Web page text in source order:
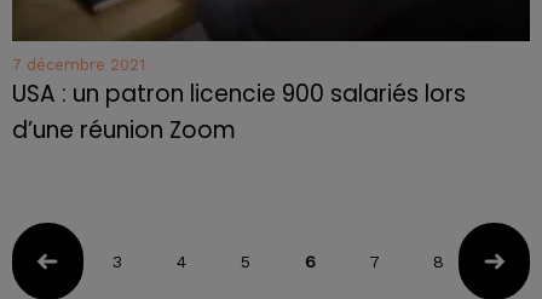
7 décembre 2021
USA : un patron licencie 900 salariés lors
d’une réunion Zoom
3 4 5 6 7 8 9